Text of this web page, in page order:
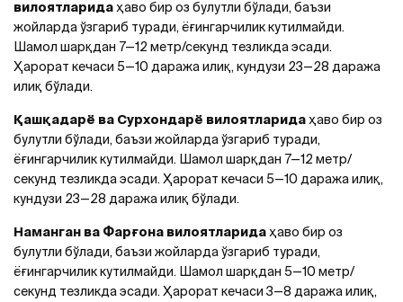
вилоятларидаҳаво бир оз булутли бўлади, баъзи
жойларда ўзгариб туради, ёғингарчилик кутилмайди.
Шамол шарқдан 7—12 метр/секунд тезликда эсади.
Ҳарорат кечаси 5—10 даража илиқ, кундузи 23—28 даража
илиқ бўлади.
Қашқадарё ва Сурхондарё вилоятларидаҳаво бир оз
булутли бўлади, баъзи жойларда ўзгариб туради,
ёғингарчилик кутилмайди. Шамол шарқдан 7—12 метр/
секунд тезликда эсади. Ҳарорат кечаси 5—10 даража илиқ,
кундузи 23—28 даража илиқ бўлади.
Наманган ва Фарғона вилоятларидаҳаво бир оз
булутли бўлади, баъзи жойларда ўзгариб туради,
ёғингарчилик кутилмайди. Шамол шарқдан 5—10 метр/
секунд тезликда эсади. Ҳарорат кечаси 3—8 даража илиқ,